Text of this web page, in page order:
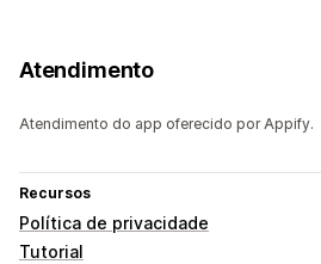
Atendimento
Atendimento do app oferecido por Appify.
Recursos
Política de privacidade
Tutorial